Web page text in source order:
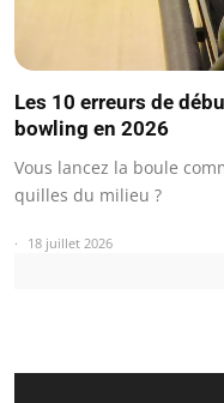
Les 10 erreurs de
bowling en 2026
Vous lancez la boule
quilles du milieu ?
18 juillet 2026